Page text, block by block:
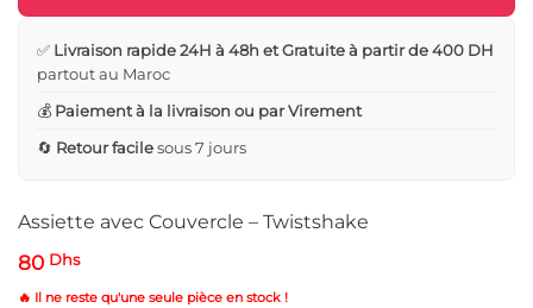
Assiette avec Couvercle – Twistshake
80 Dhs
🔥 Il ne reste qu'une seule pièce en stock !
✅ Livraison rapide 24H à 48h et Gratuite à partir de 400 DH
partout au Maroc
💰 Paiement à la livraison ou par Virement
🔄 Retour facilesous 7 jours